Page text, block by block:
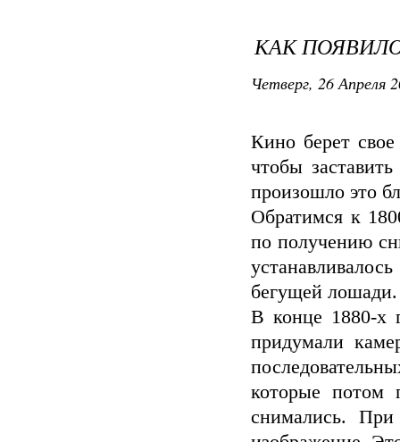
КАК
Четверг, 26 Апреля
Кино берет
чтобы
произошло это
Обратимся к
по получению
бегущей лошади.
В конце 1880-х
придумали
которые потом
снимались. При